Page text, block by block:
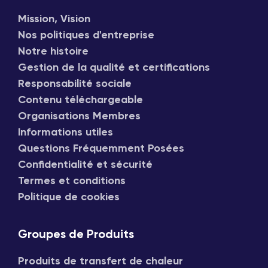
Mission, Vision
Nos politiques d'entreprise
Notre histoire
Gestion de la qualité et certifications
Responsabilité sociale
Contenu téléchargeable
Organisations Membres
Informations utiles
Questions Fréquemment Posées
Confidentialité et sécurité
Termes et conditions
Politique de cookies
Groupes de Produits
Produits de transfert de chaleur